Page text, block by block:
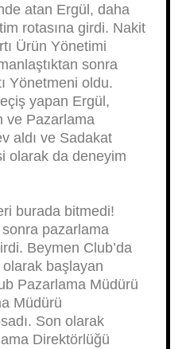
atan Ergül, daha
rotasına girdi. Nakit
Ürün Yönetimi
sonra
Yönetmeni oldu.
yapan Ergül,
ve Pazarlama
aldı ve Sadakat
olarak da deneyim
burada bitmedi!
sonra pazarlama
Beymen Club’da
başlayan
Pazarlama Müdürü
Müdürü
Son olarak
Direktörlüğü